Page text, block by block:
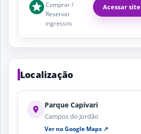
Comprar /
Reservar
ingressos
Acessar
Localização
Parque Capivari
Campos do Jordão
Ver no Google Maps ↗